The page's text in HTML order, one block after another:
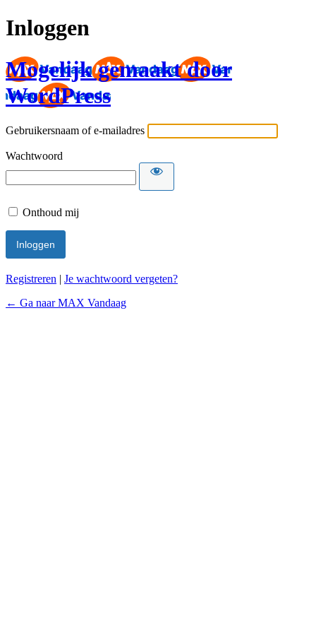
Inloggen
Mogelijk gemaakt door
WordPress
Gebruikersnaam of e-mailadres
Wachtwoord
Onthoud mij
Registreren | Je wachtwoord vergeten?
← Ga naar MAX Vandaag